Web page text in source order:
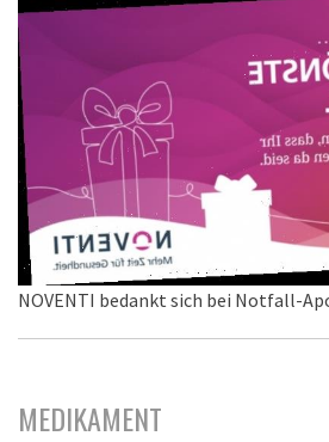
NOVENTI bedankt sich bei Notfall-
MEDIKAMENT